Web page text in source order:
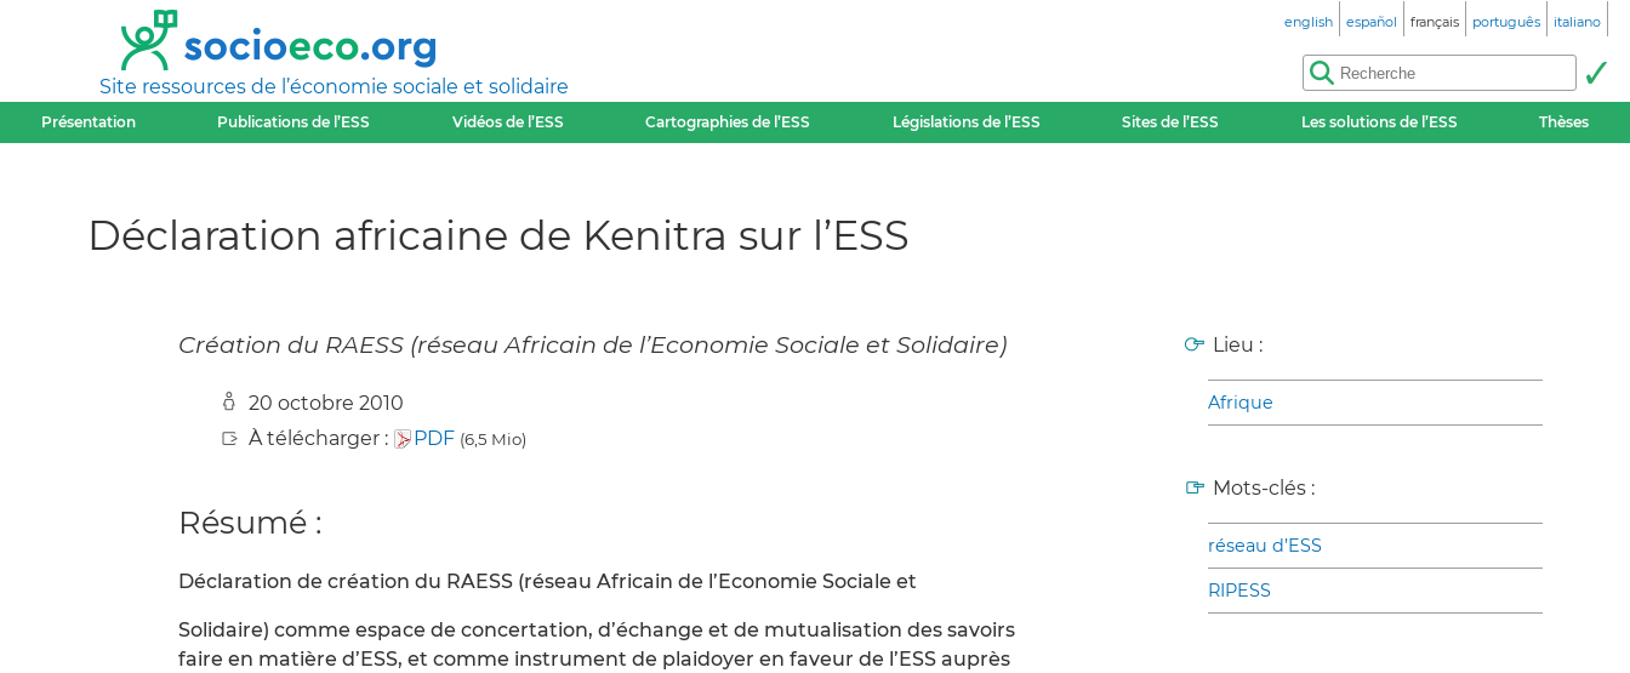
Site ressources de l’économie sociale et solidaire
english español français português italiano
Présentation Publications de l’ESS Vidéos de l’ESS Cartographies de l’ESS Législations de l’ESS Sites de l’ESS Les solutions de l’ESS Thèses
Déclaration africaine de Kenitra sur l’ESS
Création du RAESS (réseau Africain de l’Economie Sociale et Solidaire)
20 octobre 2010
À télécharger :
PDF (6,5 Mio)
Résumé :
Déclaration de création du RAESS (réseau Africain de l’Economie Sociale et
Solidaire) comme espace de concertation, d’échange et de mutualisation des savoirs
faire en matière d’ESS, et comme instrument de plaidoyer en faveur de l’ESS auprès
Lieu :
Afrique
Mots-clés :
réseau d’ESS
RIPESS